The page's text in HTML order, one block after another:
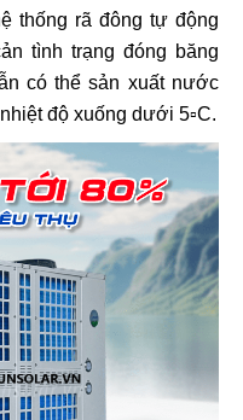
thống rã đông tự động
tình trạng đóng băng
có thể sản xuất nước
độ xuống dưới 5▫C.